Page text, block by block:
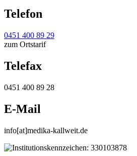
Telefon
0451 400 89 29
zum Ortstarif
Telefax
0451 400 89 28
E-Mail
info[at]medika-kallweit.de